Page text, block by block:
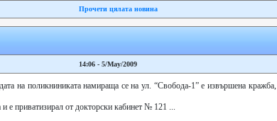
Прочети цялата новина
14:06 - 5/May/2009
на поликниниката намираща се на ул. “Свобода-1” е извършена кражба,
и е приватизирал от докторски кабинет № 121 ...